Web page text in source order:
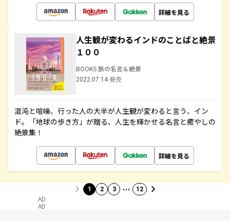
詳細を見る
人生観が変わるインドのことばと絶景
１００
BOOKS 旅の名言＆絶景
2022.07.14 発売
混沌と喧噪、行った人の大半が人生観が変わると言う、イン
ド。「地球の歩き方」が贈る、人生を輝かせる名言と癒やしの
絶景集！
詳細を見る
1 2 3 … 12
AD
AD